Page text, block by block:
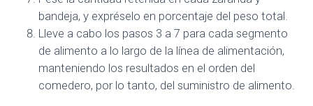
bandeja, y expréselo en porcentaje del peso total.
Lleve a cabo los pasos 3 a 7 para cada segmento
de alimento a lo largo de la línea de alimentación,
manteniendo los resultados en el orden del
comedero, por lo tanto, del suministro de alimento.